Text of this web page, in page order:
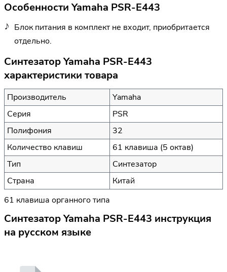
Особенности Yamaha PSR-E443
Блок питания в комплект не входит, приобритается
отдельно.
Синтезатор Yamaha PSR-E443
характеристики товара
Производитель
Yamaha
Серия
PSR
Полифония
32
Количество клавиш
61 клавиша (5 октав)
Тип
Синтезатор
Страна
Китай
61 клавиша органного типа
Синтезатор Yamaha PSR-E443 инструкция
на русском языке